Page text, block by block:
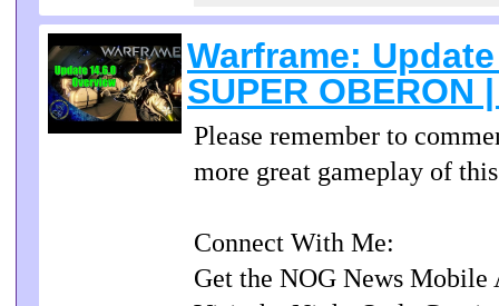
Warframe:
SUPER OBERON
Please remember to
more great gameplay of
Connect With Me:
Get the NOG News